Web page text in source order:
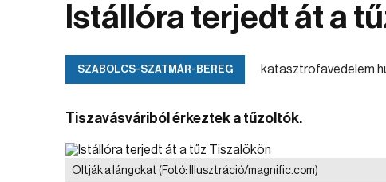
Istállóra terjedt át a
SZABOLCS-SZATMÁR-BEREG
Tiszavásváriból érkeztek a tűzoltók.
Oltják a lángokat (Fotó: Illusztráció/magnific.com)